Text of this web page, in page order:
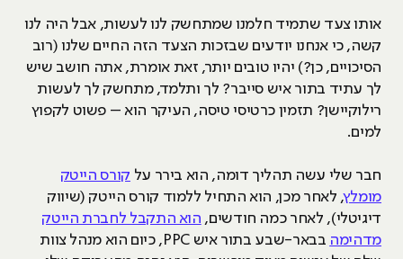
אותו צעד שתמיד חלמנו שמתחשק לנו לעשות, אבל היה לנו
קשה, כי אנחנו יודעים שבזכות הצעד הזה החיים שלנו (רוב
הסיכויים, כן?) יהיו טובים יותר, זאת אומרת, אתה חושב שיש
לך עתיד בתור איש סייבר? לך ותלמד, מתחשק לך לעשות
רילוקיישן? תזמין כרטיסי טיסה, העיקר הוא – פשוט לקפוץ
למים.
חבר שלי עשה תהליך דומה, הוא בירר על קורס הייטק
מומלץ, לאחר מכן, הוא התחיל ללמוד קורס הייטק (שיווק
דיגיטלי), לאחר כמה חודשים, הוא התקבל לחברת הייטק
מדהימה
בבאר-שבע בתור איש PPC, כיום הוא מנהל צוות